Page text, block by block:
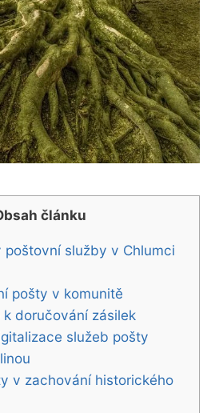
článku
poštovní služby v Chlumci
pošty v komunitě
doručování zásilek
služeb pošty
v zachování historického